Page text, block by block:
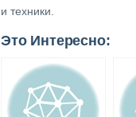
и техники.
Это Интересно: